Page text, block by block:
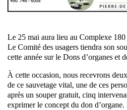
Le 25 mai aura lieu au Complexe
Le Comité des usagers tiendra son
cette année sur le Dons d’organes et
À cette occasion, nous recevrons
de ce sauvetage vital, une de ces
après un souper gratuit, cinq
exprimer le concept du don